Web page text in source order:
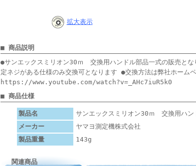
拡大表示
■ 商品説明
●サンエックスミリオン30ｍ 交換用ハンドル部品一式の販売と
定ネジがある仕様のみ交換可となります ●交換方法は弊社ホーム
https://www.youtube.com/watch?v=_AHc7iuR5k0
■ 商品仕様
製品名
サンエックスミリオン30ｍ 交換用ハン
メーカー
ヤマヨ測定機株式会社
製品重量
143g
関連商品